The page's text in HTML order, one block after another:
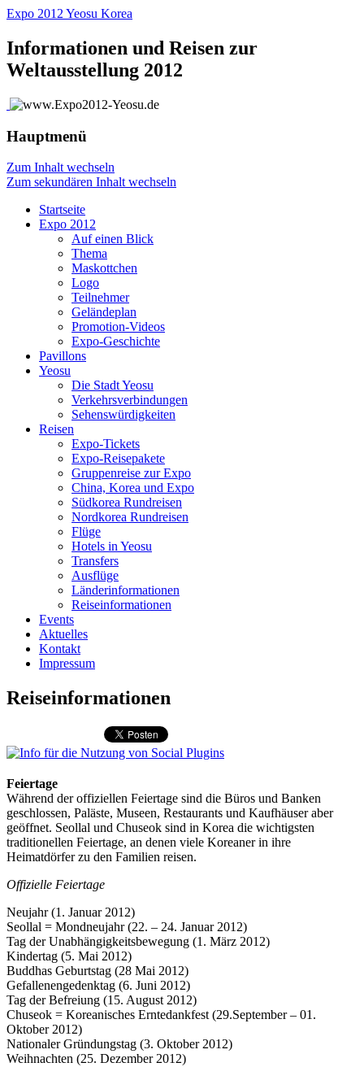
Expo 2012 Yeosu Korea
Informationen und Reisen zur
Weltausstellung 2012
Hauptmenü
Zum Inhalt wechseln
Zum sekundären Inhalt wechseln
Startseite
Expo 2012
Auf einen Blick
Thema
Maskottchen
Logo
Teilnehmer
Geländeplan
Promotion-Videos
Expo-Geschichte
Pavillons
Yeosu
Die Stadt Yeosu
Verkehrsverbindungen
Sehenswürdigkeiten
Reisen
Expo-Tickets
Expo-Reisepakete
Gruppenreise zur Expo
China, Korea und Expo
Südkorea Rundreisen
Nordkorea Rundreisen
Flüge
Hotels in Yeosu
Transfers
Ausflüge
Länderinformationen
Reiseinformationen
Events
Aktuelles
Kontakt
Impressum
Reiseinformationen
Feiertage
Während der offiziellen Feiertage sind die Büros und Banken
geschlossen, Paläste, Museen, Restaurants und Kaufhäuser aber
geöffnet. Seollal und Chuseok sind in Korea die wichtigsten
traditionellen Feiertage, an denen viele Koreaner in ihre
Heimatdörfer zu den Familien reisen.
Offizielle Feiertage
Neujahr (1. Januar 2012)
Seollal = Mondneujahr (22. – 24. Januar 2012)
Tag der Unabhängigkeitsbewegung (1. März 2012)
Kindertag (5. Mai 2012)
Buddhas Geburtstag (28 Mai 2012)
Gefallenengedenktag (6. Juni 2012)
Tag der Befreiung (15. August 2012)
Chuseok = Koreanisches Erntedankfest (29.September – 01.
Oktober 2012)
Nationaler Gründungstag (3. Oktober 2012)
Weihnachten (25. Dezember 2012)